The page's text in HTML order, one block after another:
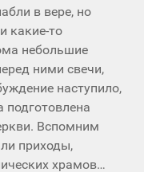
в вере, но
какие-то
небольшие
ними свечи,
наступило,
подготовлена
Вспомним
приходы,
храмов…